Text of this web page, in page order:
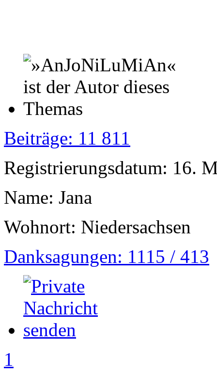
Beiträge: 11 811
Registrierungsdatum: 16.
Name: Jana
Wohnort: Niedersachsen
Danksagungen: 1115 / 413
1